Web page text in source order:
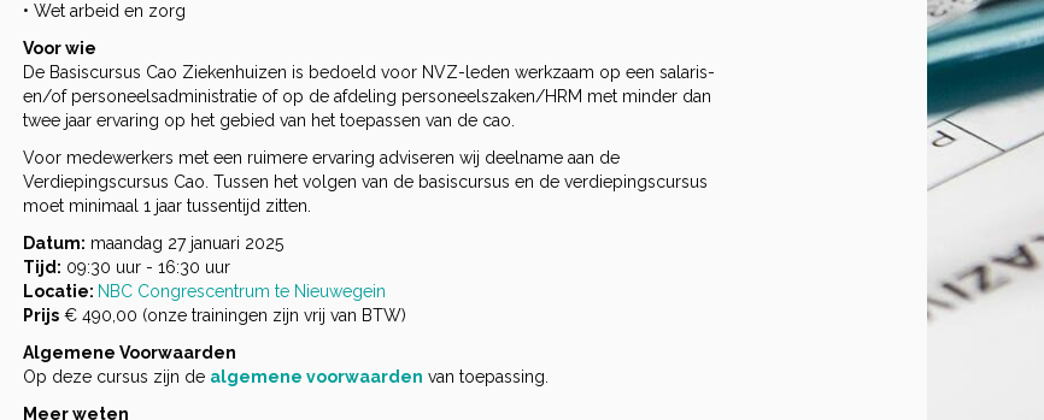
• Wet arbeid en zorg
Voor wie
De Basiscursus Cao Ziekenhuizen is bedoeld voor NVZ-leden werkzaam op een salaris-
en/of personeelsadministratie of op de afdeling personeelszaken/HRM met minder dan
twee jaar ervaring op het gebied van het toepassen van de cao.
Voor medewerkers met een ruimere ervaring adviseren wij deelname aan de
Verdiepingscursus Cao. Tussen het volgen van de basiscursus en de verdiepingscursus
moet minimaal 1 jaar tussentijd zitten.
Datum: maandag 27 januari 2025
Tijd: 09:30 uur - 16:30 uur
Locatie: NBC Congrescentrum te Nieuwegein
Prijs € 490,00 (onze trainingen zijn vrij van BTW)
Algemene Voorwaarden
Op deze cursus zijn de algemene voorwaarden van toepassing.
Meer weten